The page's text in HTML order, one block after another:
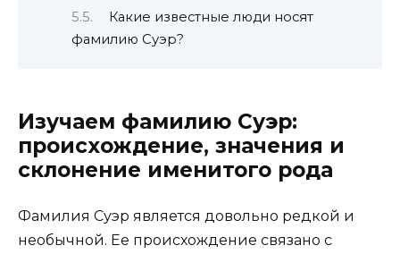
Какие известные люди носят
фамилию Суэр?
Изучаем фамилию Суэр:
происхождение, значения и
склонение именитого рода
Фамилия Суэр является довольно редкой и
необычной. Ее происхождение связано с